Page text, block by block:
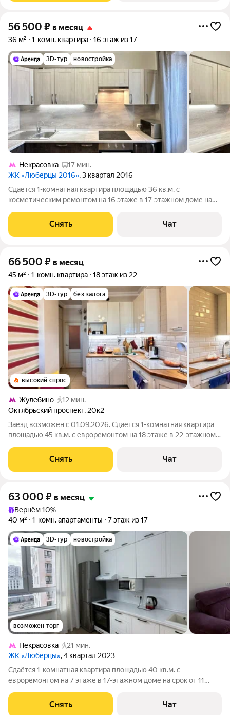
56 500 ₽ в месяц
36 м² 1-комн. квартира 16 этаж из 17
3D-тур новостройка
Некрасовка
17 мин.
ЖК «Люберцы 2016», 3 квартал 2016
Сдаётся 1-комнатная квартира площадью 36 кв.м. с
косметическим ремонтом на 16 этаже в 17-этажном доме на
Стиральная машина Холодильник Посудомоечная машина
Снять Чат
66 500 ₽ в месяц
45 м² 1-комн. квартира 18 этаж из 22
3D-тур без залога
высокий спрос
Жулебино
12 мин.
Октябрьский проспект, 20к2
Заезд возможен с 01.09.2026. Сдаётся 1-комнатная квартира
площадью 45 кв.м. с евроремонтом на 18 этаже в 22-этажном
Духовой шкаф Стиральная машина Холодильник
Посудомоечная машина Дом -
Снять Чат
63 000 ₽ в месяц
Вернём 10%
40 м²
1-комн. апартаменты 7 этаж из 17
3D-тур новостройка
возможен торг
Некрасовка
21 мин.
ЖК «Люберцы», 4 квартал 2023
Сдаётся 1-комнатная квартира площадью 40 кв.м. с
евроремонтом на 7 этаже в 17-этажном доме на срок от 11
Стиральная машина Холодильник Микроволновка Дом -
монолитный, окна выходят на улицу. В
Снять Чат